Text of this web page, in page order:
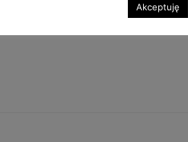
Akceptuję